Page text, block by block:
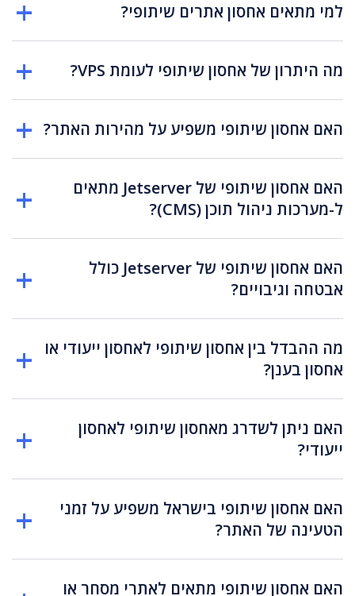
למי מתאים אחסון אתרים שיתופי?
מה היתרון של אחסון שיתופי לעומת VPS?
האם אחסון שיתופי משפיע על מהירות האתר?
האם אחסון שיתופי של Jetserver מתאים
ל-מערכות ניהול תוכן (CMS)?
האם אחסון שיתופי של Jetserver כולל
אבטחה וגיבויים?
מה ההבדל בין אחסון שיתופי לאחסון ייעודי או
אחסון בענן?
האם ניתן לשדרג מאחסון שיתופי לאחסון
ייעודי?
האם אחסון שיתופי בישראל משפיע על זמני
הטעינה של האתר?
האם אחסון שיתופי מתאים לאתרי מסחר או